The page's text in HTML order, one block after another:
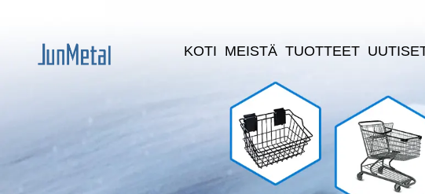
KOTI MEISTÄ TUOTTEET